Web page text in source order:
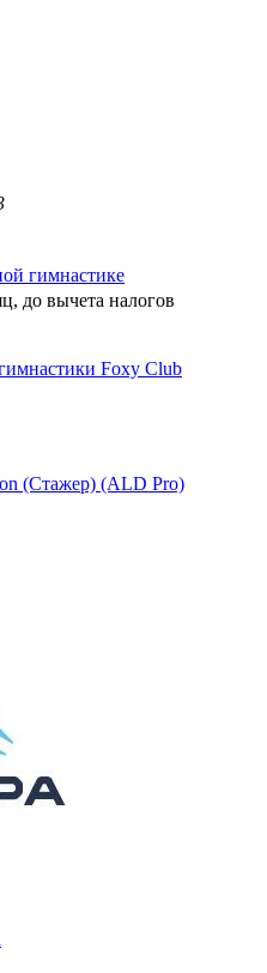
гимнастике
до вычета налогов
Foxy Club
(Стажер) (ALD Pro)